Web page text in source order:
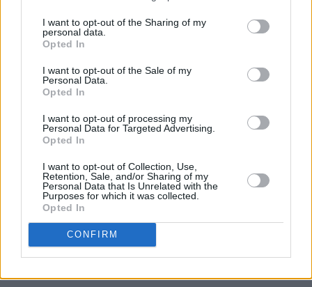
I want to opt-out of the Sharing of my
personal data.
Opted In
I want to opt-out of the Sale of my
Personal Data.
Opted In
I want to opt-out of processing my
Personal Data for Targeted Advertising.
Opted In
I want to opt-out of Collection, Use,
Retention, Sale, and/or Sharing of my
Personal Data that Is Unrelated with the
Purposes for which it was collected.
Opted In
CONFIRM